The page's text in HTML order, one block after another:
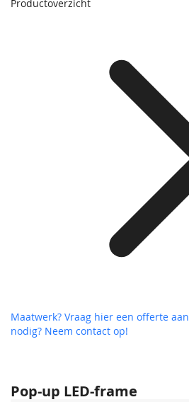
Pop-up LED-frame
Productoverzicht
Maatwerk? Vraag hier een offerte aan
nodig? Neem contact op!